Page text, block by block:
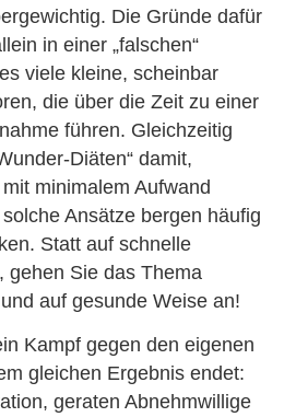
Die Gründe dafür
in einer „falschen“
viele kleine, scheinbar
die über die Zeit zu einer
führen. Gleichzeitig
Diäten“ damit,
minimalem Aufwand
Ansätze bergen häufig
Statt auf schnelle
gehen Sie das Thema
auf gesunde Weise an!
Kampf gegen den eigenen
gleichen Ergebnis endet:
geraten Abnehmwillige